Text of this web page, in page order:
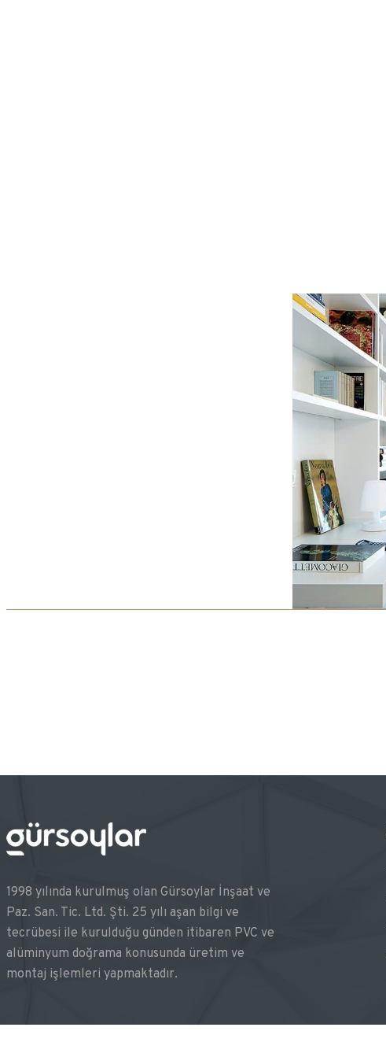
1998 yılında kurulmuş olan Gürsoylar İnşaat ve
Paz. San. Tic. Ltd. Şti. 25 yılı aşan bilgi ve
tecrübesi ile kurulduğu günden itibaren PVC ve
alüminyum doğrama konusunda üretim ve
montaj işlemleri yapmaktadır.